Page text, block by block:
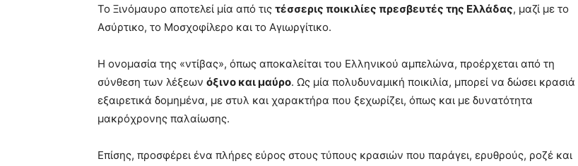
Το Ξινόμαυρο αποτελεί μία από τις τέσσερις ποικιλίες πρεσβευτές της Ελλάδας, μαζί με το
Ασύρτικο, το Μοσχοφίλερο και το Αγιωργίτικο.
Η ονομασία της «ντίβας», όπως αποκαλείται του Ελληνικού αμπελώνα, προέρχεται από τη
σύνθεση των λέξεων όξινο και μαύρο. Ως μία πολυδυναμική ποικιλία, μπορεί να δώσει κρασιά
εξαιρετικά δομημένα, με στυλ και χαρακτήρα που ξεχωρίζει, όπως και με δυνατότητα
μακρόχρονης παλαίωσης.
Επίσης, προσφέρει ένα πλήρες εύρος στους τύπους κρασιών που παράγει, ερυθρούς, ροζέ και